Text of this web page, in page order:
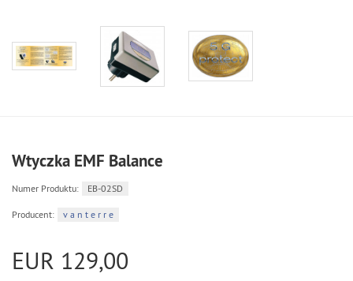
Wtyczka EMF Balance
Numer Produktu: EB-02SD
Producent: v a n t e r r e
EUR 129,00